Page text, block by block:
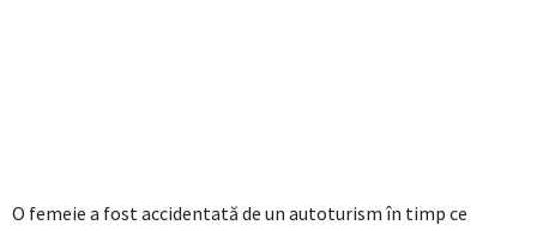
O femeie a fost accidentată de un autoturism în timp ce